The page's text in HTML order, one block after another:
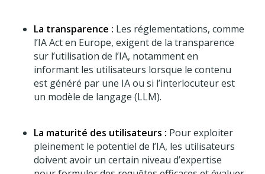
La transparence : Les réglementations, comme
l’IA Act en Europe, exigent de la transparence
sur l’utilisation de l’IA, notamment en
informant les utilisateurs lorsque le contenu
est généré par une IA ou si l’interlocuteur est
un modèle de langage (LLM).
La maturité des utilisateurs : Pour exploiter
pleinement le potentiel de l’IA, les utilisateurs
doivent avoir un certain niveau d’expertise